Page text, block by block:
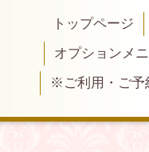
トップページ
オプションメ
※ご利用・ご